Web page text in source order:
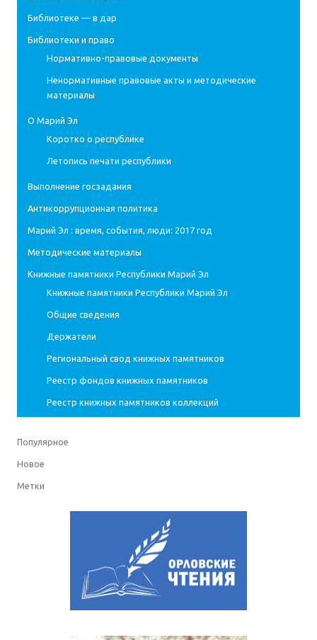
Библиотеке — в дар
Библиотеки и право
Нормативно-правовые документы
Ненормативные правовые акты и методические
материалы
О Марий Эл
Коротко о республике
Летопись печати республики
Выполнение госзадания
Антикоррупционная политика
Марий Эл : время, события, люди: 2017 год
Методические материалы
Книжные памятники Республики Марий Эл
Книжные памятники Республики Марий Эл
Общие сведения
Держатели
Региональный свод книжных памятников
Реестр фондов книжных памятников
Реестр книжных памятников коллекций
Популярное
Новое
Метки